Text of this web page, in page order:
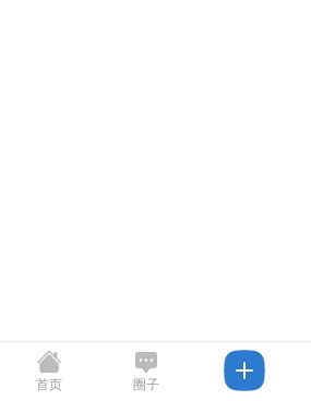
首页 圈子